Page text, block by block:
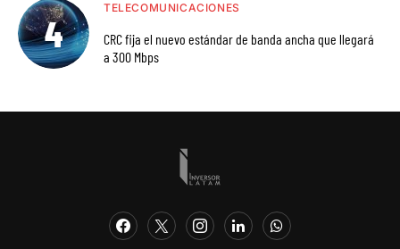
TELECOMUNICACIONES
CRC fija el nuevo estándar de banda ancha que llegará
a 300 Mbps